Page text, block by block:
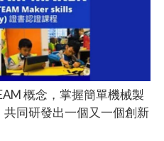
概念，掌握簡單機械製
同研發出一個又一個創新